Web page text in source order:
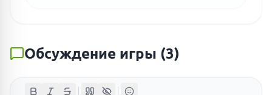
Обсуждение игры (3)